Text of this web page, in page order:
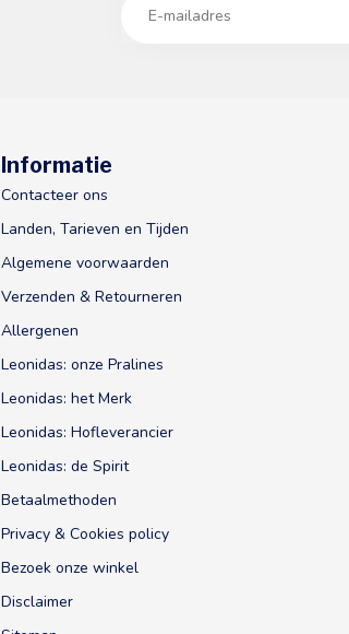
Informatie
Contacteer ons
Landen, Tarieven en Tijden
Algemene voorwaarden
Verzenden & Retourneren
Allergenen
Leonidas: onze Pralines
Leonidas: het Merk
Leonidas: Hofleverancier
Leonidas: de Spirit
Betaalmethoden
Privacy & Cookies policy
Bezoek onze winkel
Disclaimer